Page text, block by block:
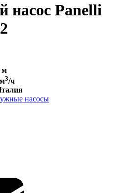
насос Panelli
м
3/ч
насосы